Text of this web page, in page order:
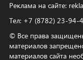
Реклама на сайте:
Тел: +7 (8782)
© Все права
материалов
материалов сайта